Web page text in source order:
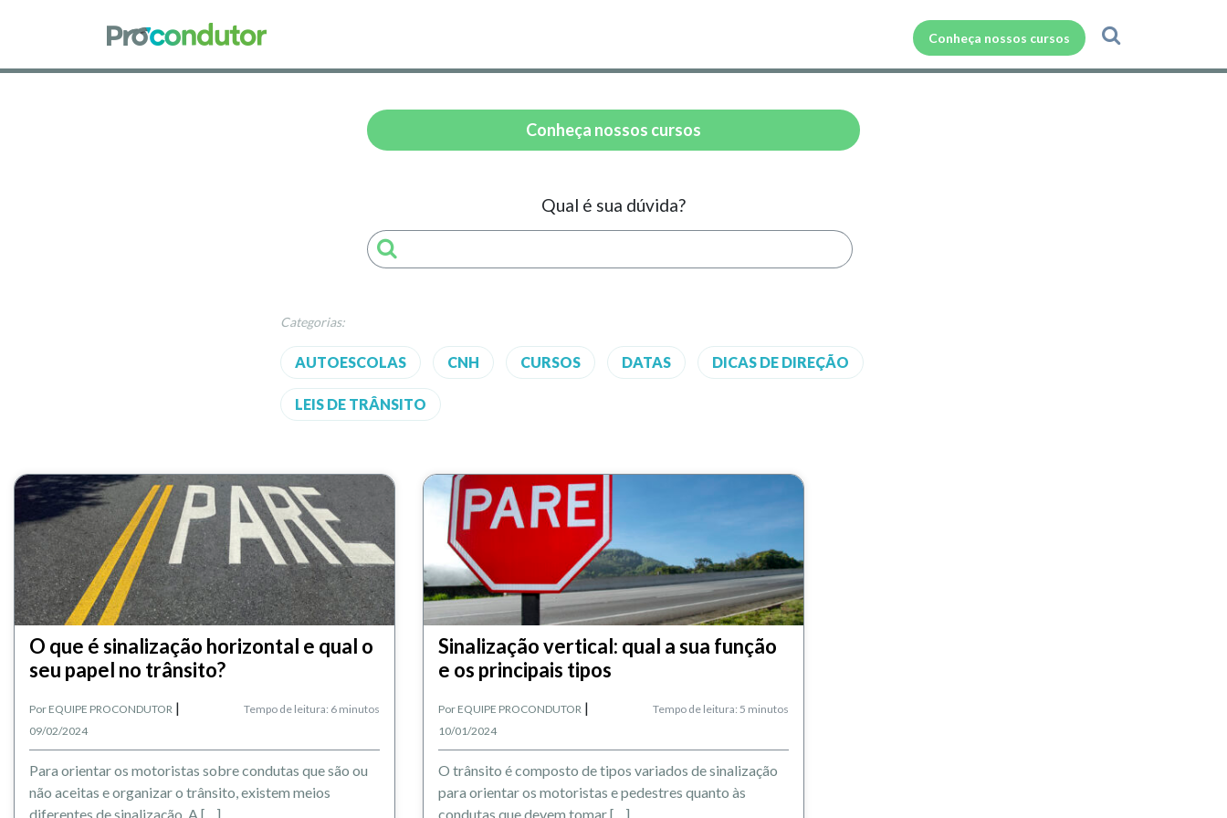
Conheça nossos cursos
Conheça nossos cursos
Qual é sua dúvida?
Categorias:
AUTOESCOLAS CNH CURSOS DATAS DICAS DE DIREÇÃO
LEIS DE TRÂNSITO
O que é sinalização horizontal e qual o
seu papel no trânsito?
Por EQUIPE PROCONDUTOR |
09/02/2024
Tempo de leitura: 6 minutos
Para orientar os motoristas sobre condutas que são ou
não aceitas e organizar o trânsito, existem meios
diferentes de sinalização. A […]
Sinalização vertical: qual a sua função
e os principais tipos
Por EQUIPE PROCONDUTOR |
10/01/2024
Tempo de leitura: 5 minutos
O trânsito é composto de tipos variados de sinalização
para orientar os motoristas e pedestres quanto às
condutas que devem tomar […]